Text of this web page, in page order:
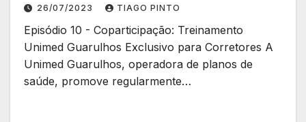
26/07/2023 TIAGO PINTO
Episódio 10 - Coparticipação: Treinamento
Unimed Guarulhos Exclusivo para Corretores A
Unimed Guarulhos, operadora de planos de
saúde, promove regularmente…